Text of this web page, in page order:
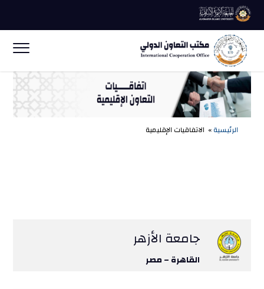
الرئيسية» الاتفاقيات الإقليمية
جامعة الأزهر
القاهرة – مصر